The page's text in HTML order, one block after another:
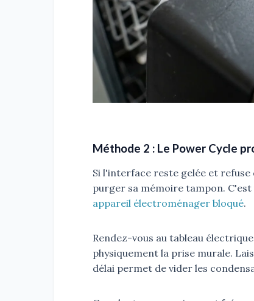
Méthode 2 : Le Power Cycle
Si l'interface reste gelée et
purger sa mémoire tampon.
appareil électroménager bloqué.
Rendez-vous au tableau
physiquement la prise murale.
délai permet de vider les